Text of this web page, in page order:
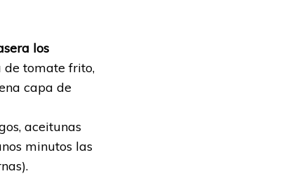
los
de tomate frito,
capa de
aceitunas
minutos las